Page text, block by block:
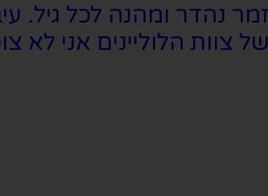
ומהנה לכל גיל.
צוות הלוליינים אני